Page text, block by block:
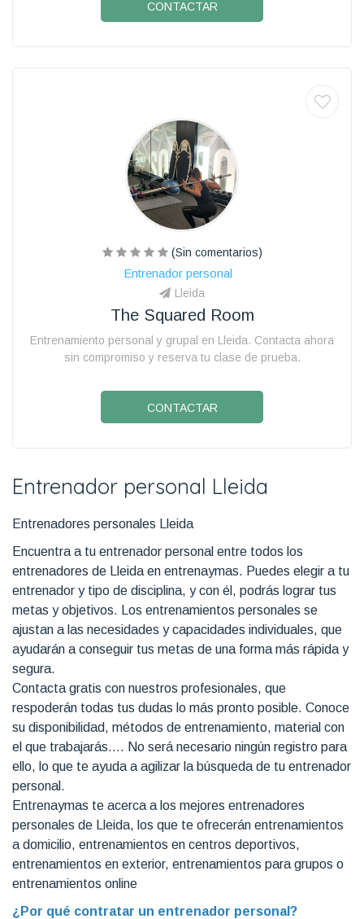
CONTACTAR
(Sin comentarios)
Entrenador personal
Lleida
The Squared Room
Entrenamiento personal y grupal en Lleida. Contacta ahora
sin compromiso y reserva tu clase de prueba.
CONTACTAR
Entrenador personal Lleida
Entrenadores personales Lleida
Encuentra a tu entrenador personal entre todos los
entrenadores de Lleida en entrenaymas. Puedes elegir a tu
entrenador y tipo de disciplina, y con él, podrás lograr tus
metas y objetivos. Los entrenamientos personales se
ajustan a las necesidades y capacidades individuales, que
ayudarán a conseguir tus metas de una forma más rápida y
segura.
Contacta gratis con nuestros profesionales, que
respoderán todas tus dudas lo más pronto posible. Conoce
su disponibilidad, métodos de entrenamiento, material con
el que trabajarás…. No será necesario ningún registro para
ello, lo que te ayuda a agilizar la búsqueda de tu entrenador
personal.
Entrenaymas te acerca a los mejores entrenadores
personales de Lleida, los que te ofrecerán entrenamientos
a domicilio, entrenamientos en centros deportivos,
entrenamientos en exterior, entrenamientos para grupos o
entrenamientos online
¿Por qué contratar un entrenador personal?